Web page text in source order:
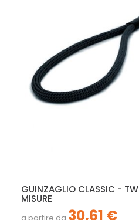
GUINZAGLIO CLASSIC -
MISURE
30,61 €